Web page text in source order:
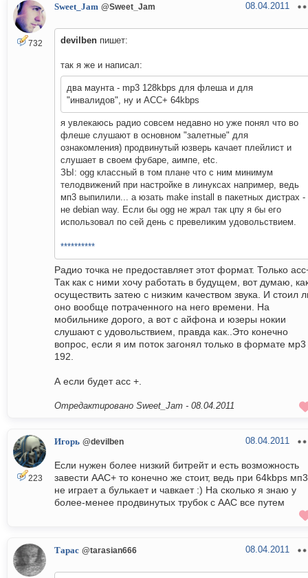
732
Sweet_Jam @Sweet_Jam 08.04.2011
devilben пишет:
так я же и написал:
два маунта - mp3 128kbps для флеша и для
"инвалидов", ну и ACC+ 64kbps
я увлекаюсь радио совсем недавно но уже понял что во
флеше слушают в основном "залетные" для
ознакомления) продвинутый юзверь качает плейлист и
слушает в своем фубаре, аимпе, etc.
ЗЫ: ogg классный в том плане что с ним минимум
телодвижений при настройке в линуксах например, ведь
мп3 выпилили... а юзать make install в пакетных дистрах -
не debian way. Если бы ogg не жрал так цпу я бы его
использовал по сей день с превеликим удовольствием.
**********
Радио точка не предоставляет этот формат. Только
Так как с ними хочу работать в будущем, вот думаю,
осуществить затею с низким качеством звука. И стоил
оно вообще потраченного на него времени. На
мобильнике дорого, а вот с айфона и юзеры нокии
слушают с удовольствием, правда как..Это конечно
вопрос, если я им поток загонял только в формате мp3
192.
А если будет асс +.
Отредактировано Sweet_Jam - 08.04.2011
223
Игорь @devilben 08.04.2011
Если нужен более низкий битрейт и есть возможность
завести AAC+ то конечно же стоит, ведь при 64kbps мп3
не играет а булькает и чавкает :) На сколько я знаю у
более-менее продвинутых трубок с AAC все путем
Тарас @tarasian666 08.04.2011